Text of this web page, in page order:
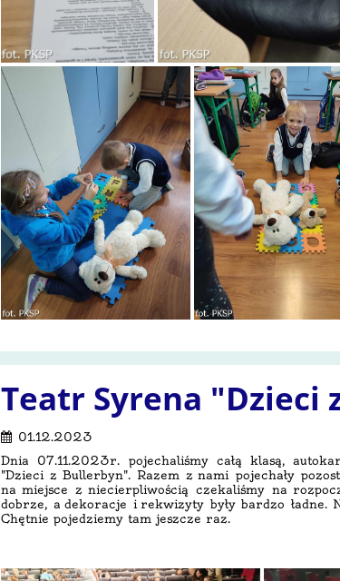
Teatr Syrena "Dzieci
01.12.2023
Dnia 07.11.2023r. pojechaliśmy całą klasą,
"Dzieci z Bullerbyn". Razem z nami pojechały
na miejsce z niecierpliwością czekaliśmy na
dobrze, a dekoracje i rekwizyty były bardzo ładne.
Chętnie pojedziemy tam jeszcze raz.